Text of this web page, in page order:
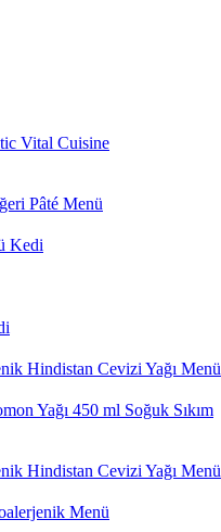
Vital Cuisine
Pâté Menü
Kedi
Hindistan Cevizi Yağı Menü
Yağı 450 ml Soğuk Sıkım
Hindistan Cevizi Yağı Menü
Menü